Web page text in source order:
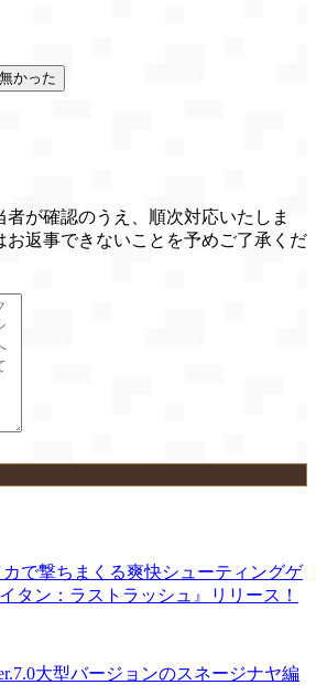
かった
が確認のうえ、順次対応いたしま
お返事できないことを予めご了承くだ
カで撃ちまくる爽快シューティングゲ
タン：ラストラッシュ』リリース！
大型バージョンのスネージナヤ編